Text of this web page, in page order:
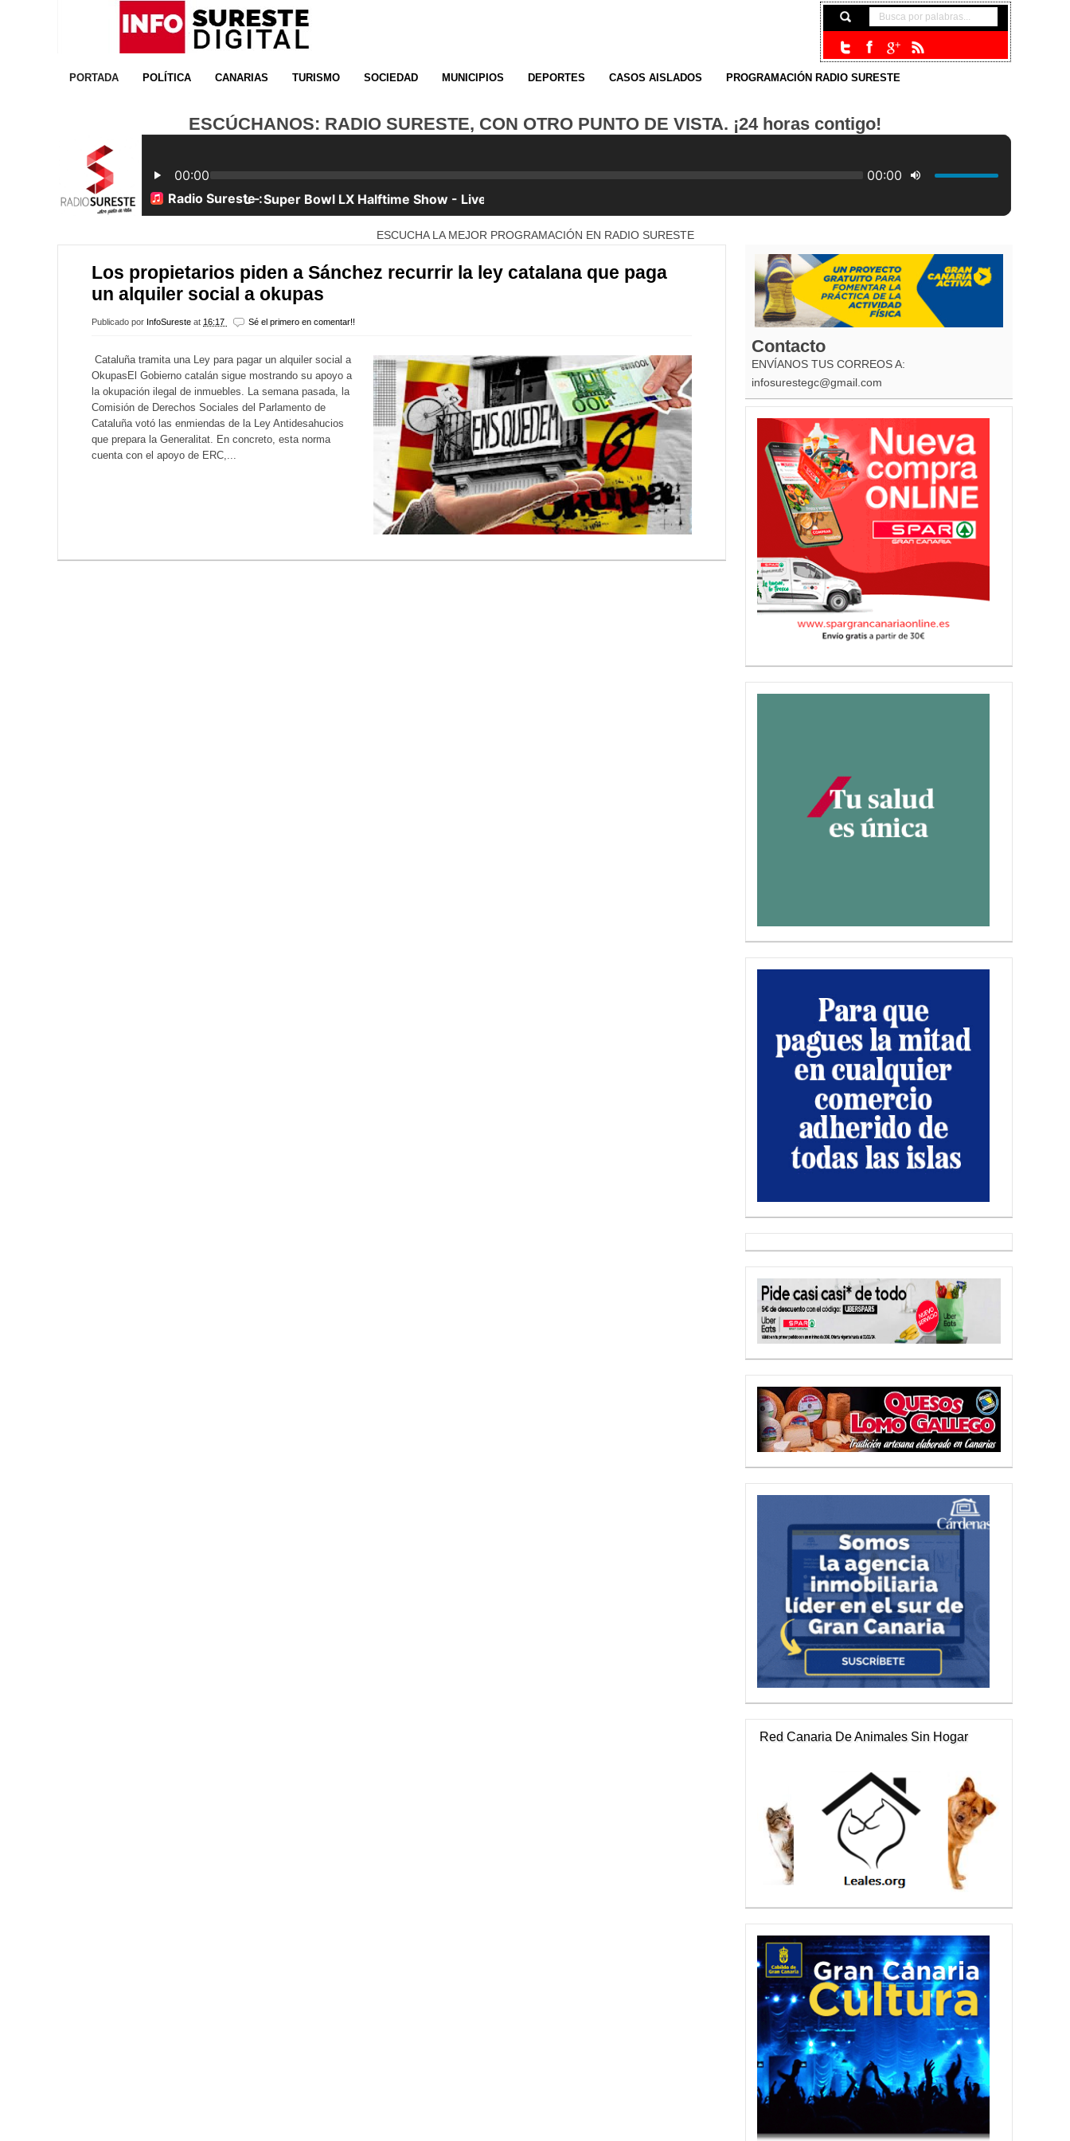
PORTADA POLÍTICA CANARIAS TURISMO SOCIEDAD MUNICIPIOS DEPORTES CASOS AISLADOS PROGRAMACIÓN RADIO SURESTE
ESCÚCHANOS: RADIO SURESTE, CON OTRO PUNTO DE VISTA. ¡24 horas contigo!
ESCUCHA LA MEJOR PROGRAMACIÓN EN RADIO SURESTE
Los propietarios piden a Sánchez recurrir la ley catalana que paga
un alquiler social a okupas
Publicado por InfoSureste at 16:17 Sé el primero en comentar!!
Cataluña tramita una Ley para pagar un alquiler social a
OkupasEl Gobierno catalán sigue mostrando su apoyo a
la okupación ilegal de inmuebles. La semana pasada, la
Comisión de Derechos Sociales del Parlamento de
Cataluña votó las enmiendas de la Ley Antidesahucios
que prepara la Generalitat. En concreto, esta norma
cuenta con el apoyo de ERC,...
Contacto
ENVÍANOS TUS CORREOS A:
infosurestegc@gmail.com
Red Canaria De Animales Sin Hogar